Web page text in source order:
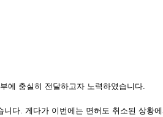
에 충실히 전달하고자 노력하였습니다.
다. 게다가 이번에는 면허도 취소된 상황